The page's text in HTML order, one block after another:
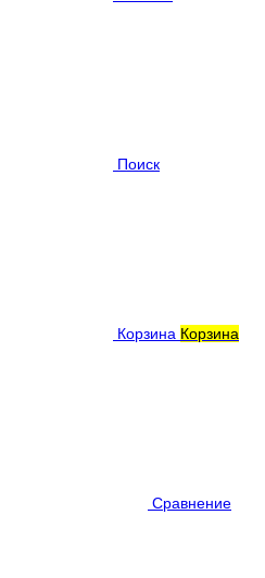
Поиск
Корзина Корзина
Сравнение